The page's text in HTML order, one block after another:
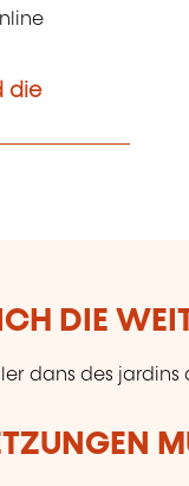
die
DIE
dans des